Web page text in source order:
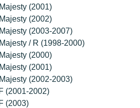
(2001)
(2002)
(2003-2007)
/ R (1998-2000)
(2000)
(2001)
(2002-2003)
(2001-2002)
(2003)